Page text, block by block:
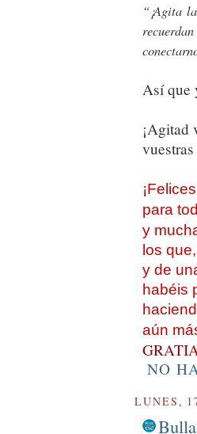
“¡Agita
Así que
¡Agitad
para
y
los
y de
habéis
aún
NO
LUNES,
Bulla